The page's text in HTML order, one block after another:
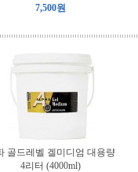
7,500원
골드레벨 겔미디엄 대용량
4리터 (4000ml)